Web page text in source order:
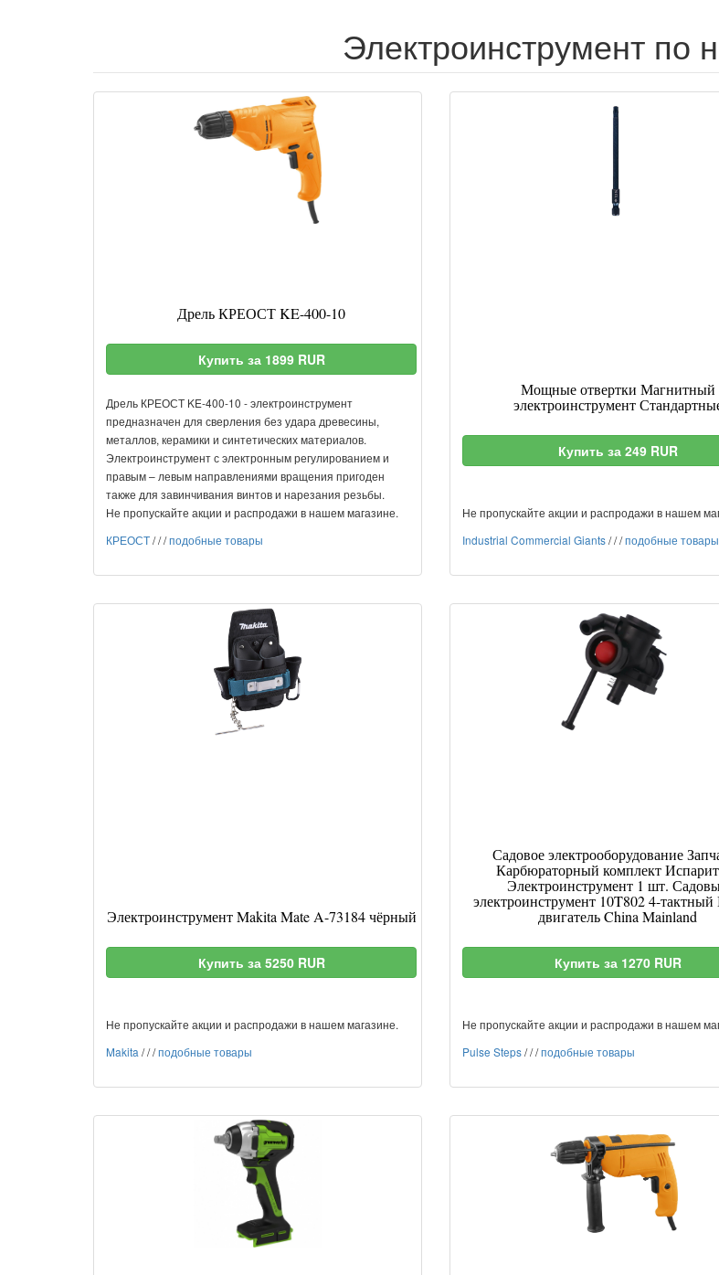
Электроинструмент по
Дрель КРЕОСТ KE-400-10
Купить за 1899 RUR
Дрель КРЕОСТ KE-400-10 - электроинструмент
предназначен для сверления без удара древесины,
металлов, керамики и синтетических материалов.
Электроинструмент с электронным регулированием и
правым – левым направлениями вращения пригоден
также для завинчивания винтов и нарезания резьбы.
Не пропускайте акции и распродажи в нашем магазине.
КРЕОСТ///подобные товары
Мощные отвертки Магнитный
электроинструмент
Купить за 249 RUR
Не пропускайте акции и распродажи в нашем
Industrial Commercial Giants///подобные товары
Электроинструмент Makita Mate A-73184 чёрный
Купить за 5250 RUR
Не пропускайте акции и распродажи в нашем магазине.
Makita ///подобные товары
Садовое электрооборудование
Карбюраторный комплект
Электроинструмент 1 шт.
электроинструмент 10T802 4-
двигатель China Mainland
Купить за 1270 RUR
Не пропускайте акции и распродажи в нашем
Pulse Steps///подобные товары